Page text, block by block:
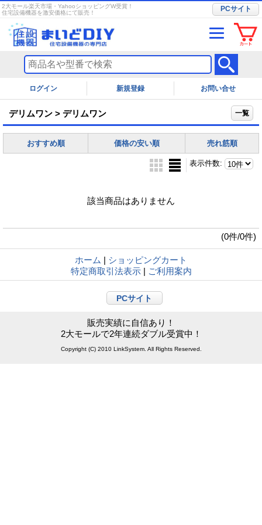
2大モール楽天市場・YahooショッピングW受賞！
住宅設備機器を激安価格にて販売！
PCサイト
ログイン お問い合せ
デリムワン > デリムワン 一覧
おすすめ順 価格の安い順 売れ筋順
表示件数:
該当商品はありません
(0件/0件)
ホーム | ショッピングカート
特定商取引法表示 | ご利用案内
PCサイト
販売実績に自信あり！
2大モールで2年連続ダブル受賞中！
Copyright (C) 2010 LinkSystem. All Rights Reserved.